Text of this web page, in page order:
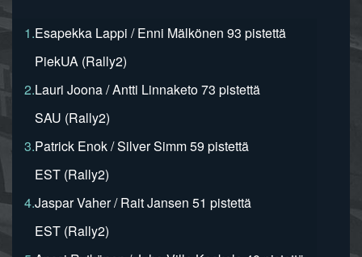
1.Esapekka Lappi / Enni Mälkönen 93 pistettä
PiekUA (Rally2)
2.Lauri Joona / Antti Linnaketo 73 pistettä
SAU (Rally2)
3.Patrick Enok / Silver Simm 59 pistettä
EST (Rally2)
4.Jaspar Vaher / Rait Jansen 51 pistettä
EST (Rally2)